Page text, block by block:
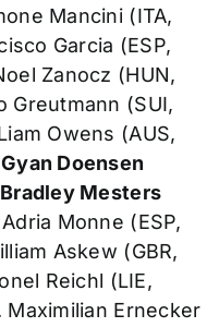
Mancini (ITA,
Garcia (ESP,
Zanocz (HUN,
Greutmann (SUI,
Owens (AUS,
Gyan Doensen
Bradley Mesters
Monne (ESP,
Askew (GBR,
Reichl (LIE,
Maximilian Ernecker